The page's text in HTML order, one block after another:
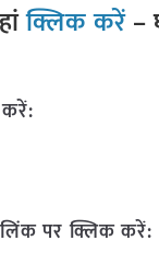
क्लिक करें–
पर क्लिक करें: